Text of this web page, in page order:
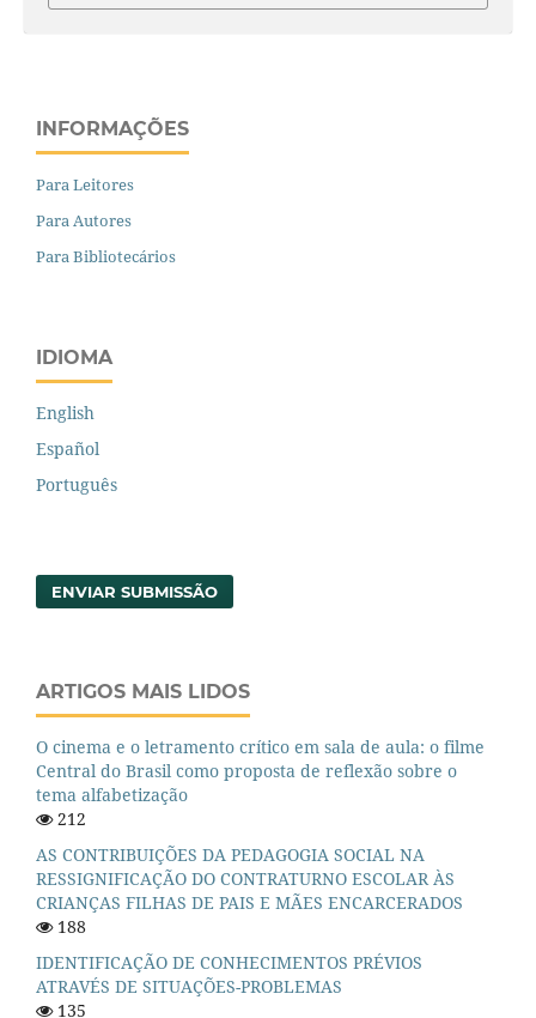
INFORMAÇÕES
Para Leitores
Para Autores
Para Bibliotecários
IDIOMA
English
Español
Português
ENVIAR SUBMISSÃO
ARTIGOS MAIS LIDOS
O cinema e o letramento crítico em sala de aula: o filme
Central do Brasil como proposta de reflexão sobre o
tema alfabetização
212
AS CONTRIBUIÇÕES DA PEDAGOGIA SOCIAL NA
RESSIGNIFICAÇÃO DO CONTRATURNO ESCOLAR ÀS
CRIANÇAS FILHAS DE PAIS E MÃES ENCARCERADOS
188
IDENTIFICAÇÃO DE CONHECIMENTOS PRÉVIOS
ATRAVÉS DE SITUAÇÕES-PROBLEMAS
135